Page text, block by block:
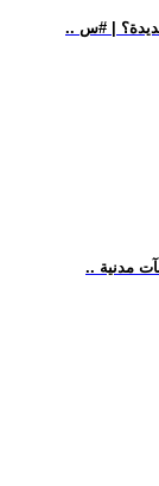
| #س
مدنية